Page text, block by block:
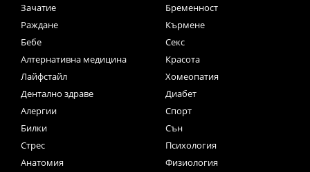
Зачатие
Бременност
Раждане
Кърмене
Бебе
Секс
Алтернативна медицина
Красота
Лайфстайл
Хомеопатия
Дентално здраве
Диабет
Алергии
Спорт
Билки
Сън
Стрес
Психология
Анатомия
Физиология